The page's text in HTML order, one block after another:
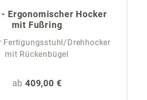
- Ergonomischer Hocker
mit Fußring
Fertigungsstuhl/Drehhocker
mit Rückenbügel
Regulärer Preis:
ab 409,00 €